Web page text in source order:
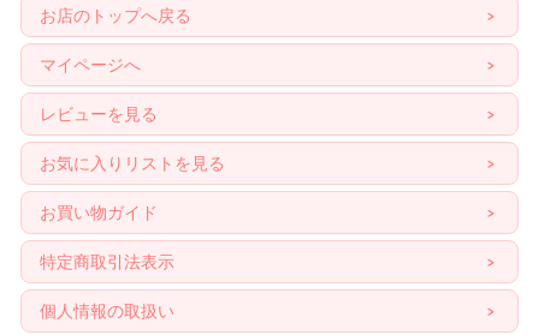
お店のトップへ戻る
マイページへ
レビューを見る
お気に入りリストを見る
お買い物ガイド
特定商取引法表示
個人情報の取扱い